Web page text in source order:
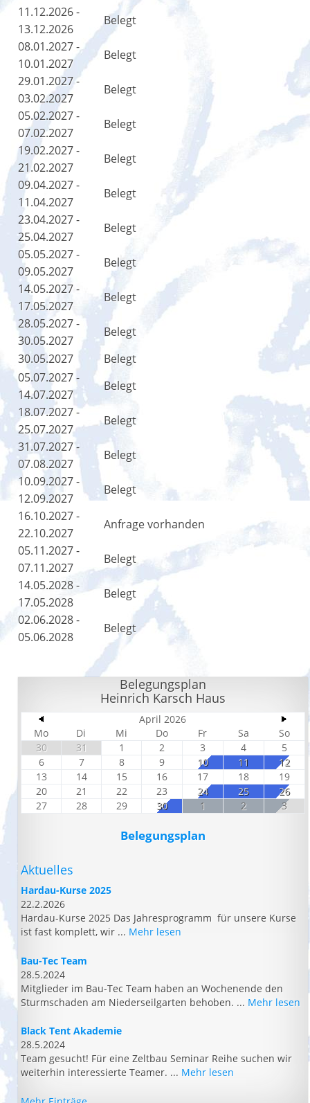
11.12.2026 -
13.12.2026
Belegt
08.01.2027 -
10.01.2027
Belegt
29.01.2027 -
03.02.2027
Belegt
05.02.2027 -
07.02.2027
Belegt
19.02.2027 -
21.02.2027
Belegt
09.04.2027 -
11.04.2027
Belegt
23.04.2027 -
25.04.2027
Belegt
05.05.2027 -
09.05.2027
Belegt
14.05.2027 -
17.05.2027
Belegt
28.05.2027 -
30.05.2027
Belegt
30.05.2027
Belegt
05.07.2027 -
14.07.2027
Belegt
18.07.2027 -
25.07.2027
Belegt
31.07.2027 -
07.08.2027
Belegt
10.09.2027 -
12.09.2027
Belegt
16.10.2027 -
22.10.2027
Anfrage vorhanden
05.11.2027 -
07.11.2027
Belegt
14.05.2028 -
17.05.2028
Belegt
02.06.2028 -
05.06.2028
Belegt
Belegungsplan
Heinrich Karsch Haus
April 2026
Mo
Di Mi Do Fr Sa
So
30
31 1 2 3 4
5
6
7 8 9 10 11
12
13
14 15 16 17 18
19
20
21 22 23 24 25
26
27
28 29 30 1 2 3
Belegungsplan
Aktuelles
Hardau-Kurse 2025
22.2.2026
Hardau-Kurse 2025 Das Jahresprogramm für unsere Kurse
ist fast komplett, wir ... Mehr lesen
Bau-Tec Team
28.5.2024
Mitglieder im Bau-Tec Team haben an Wochenende den
Sturmschaden am Niederseilgarten behoben. ... Mehr lesen
Black Tent Akademie
28.5.2024
Team gesucht! Für eine Zeltbau Seminar Reihe suchen wir
weiterhin interessierte Teamer. ... Mehr lesen